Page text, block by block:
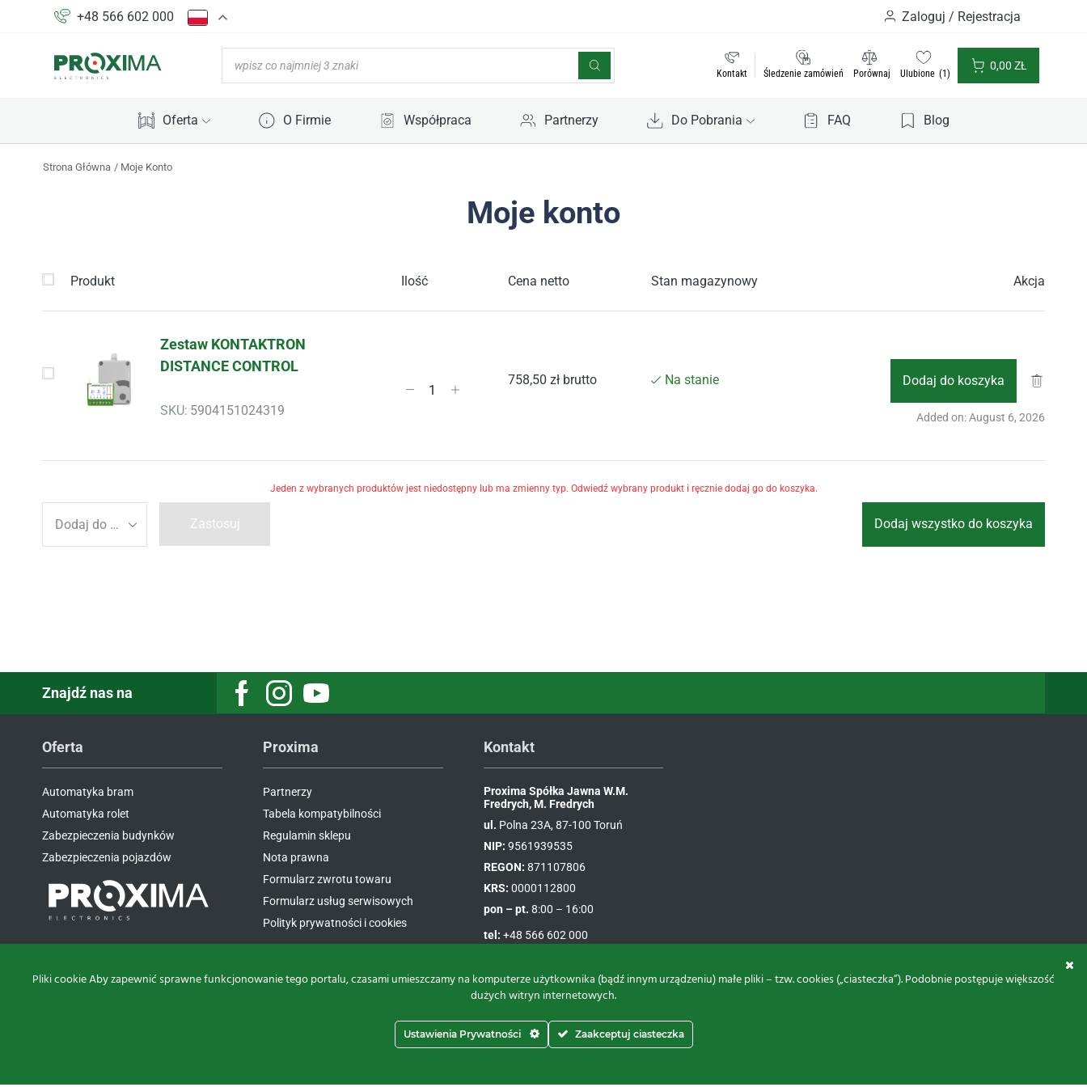
+48 566 602 000 Zaloguj / Rejestracja
Kontakt Śledzenie zamówień Porównaj Ulubione 1
0,00 ZŁ
Oferta O Firmie Współpraca Partnerzy Do Pobrania FAQ Blog
Strona Główna Moje Konto
Moje konto
Produkt Ilość Cena netto Stan magazynowy Akcja
Zestaw KONTAKTRON
DISTANCE CONTROL
SKU: 5904151024319
758,50zł brutto Na stanie Dodaj do koszyka
Added on: August 6, 2026
Jeden z wybranych produktów jest niedostępny lub ma zmienny typ. Odwiedź wybrany produkt i ręcznie dodaj go do koszyka.
Zastosuj Dodaj wszystko do koszyka
Znajdź nas na
Oferta
Automatyka bram
Automatyka rolet
Zabezpieczenia budynków
Zabezpieczenia pojazdów
Proxima
Partnerzy
Tabela kompatybilności
Regulamin sklepu
Nota prawna
Formularz zwrotu towaru
Formularz usług serwisowych
Polityk prywatności i cookies
Kontakt
Proxima Spółka Jawna W.M.
Fredrych, M. Fredrych
ul. Polna 23A, 87-100 Toruń
NIP: 9561939535
REGON: 871107806
KRS: 0000112800
pon – pt. 8:00 – 16:00
tel: +48 566 602 000
Pliki cookie Aby zapewnić sprawne funkcjonowanie tego portalu, czasami umieszczamy na komputerze użytkownika (bądź innym urządzeniu) małe pliki – tzw. cookies („ciasteczka”). Podobnie postępuje większość
dużych witryn internetowych.
Zaakceptuj ciasteczka
Ustawienia Prywatności